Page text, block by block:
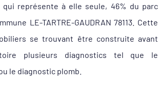
qui représente à elle seule, 46% du parc
LE-TARTRE-GAUDRAN 78113. Cette
se trouvant être construite avant
plusieurs diagnostics tel que le
le diagnostic plomb.